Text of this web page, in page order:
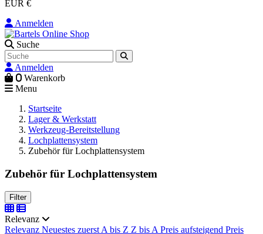
EUR €
Anmelden
Suche
Anmelden
0 Warenkorb
Menu
Startseite
Lager & Werkstatt
Werkzeug-Bereitstellung
Lochplattensystem
Zubehör für Lochplattensystem
Zubehör für Lochplattensystem
Ausgewählte Filter
Alle Filter entfernen
Preis
Filter
Relevanz
Relevanz Neuestes zuerstA bis Z Z bis APreis aufsteigend Preis